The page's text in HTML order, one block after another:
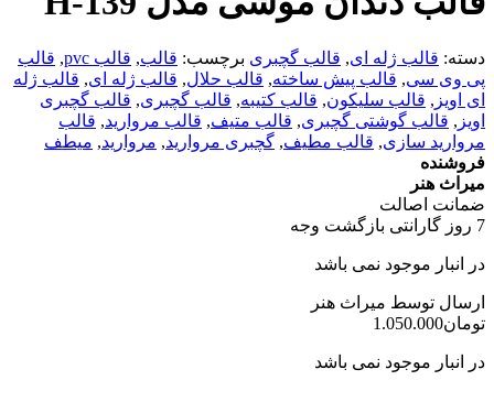
دسته: قالب ژله ای, قالب گچبری برچسب: قالب, قالب pvc , قالب
پی وی سی, قالب پیش ساخته, قالب حلال, قالب ژله ای, قالب ژله
ای اویز , قالب سلیکون, قالب کتیبه, قالب گچبری, قالب گچبری
اویز , قالب گوشتی گچبری, قالب متیف, قالب مروارید, قالب
مروارید سازی, قالب مطیف, گچبری مروارید, مروارید, میطف
فروشنده
میراث هنر
ضمانت اصالت
7 روز گارانتی بازگشت وجه
در انبار موجود نمی باشد
ارسال توسط میراث هنر
تومان1.050.000
در انبار موجود نمی باشد